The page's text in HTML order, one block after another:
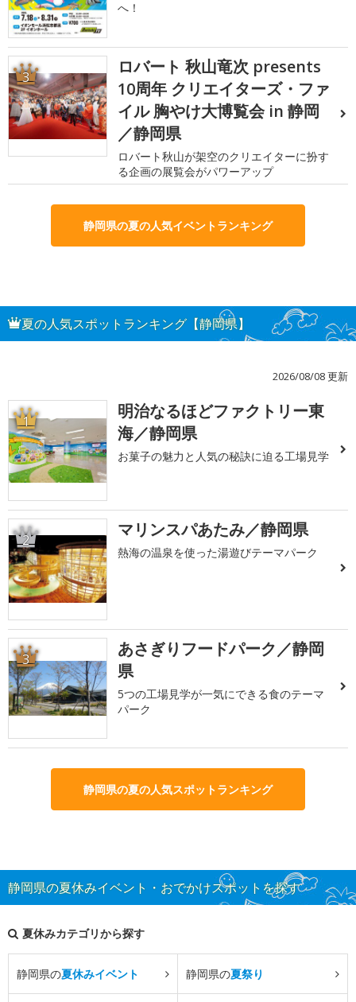
へ！
3
ロバート 秋山竜次 presents
10周年 クリエイターズ・ファ
イル 胸やけ大博覧会 in 静岡
／静岡県
ロバート秋山が架空のクリエイターに扮す
る企画の展覧会がパワーアップ
静岡県の夏の人気イベントランキング
夏の人気スポットランキング【静岡県】
2026/08/08 更新
1
明治なるほどファクトリー東
海／静岡県
お菓子の魅力と人気の秘訣に迫る工場見学
2 マリンスパあたみ／静岡県
熱海の温泉を使った湯遊びテーマパーク
3
あさぎりフードパーク／静岡
県
5つの工場見学が一気にできる食のテーマ
パーク
静岡県の夏の人気スポットランキング
静岡県の夏休みイベント・おでかけスポットを探す
夏休みカテゴリから探す
静岡県の夏休みイベント 静岡県の夏祭り